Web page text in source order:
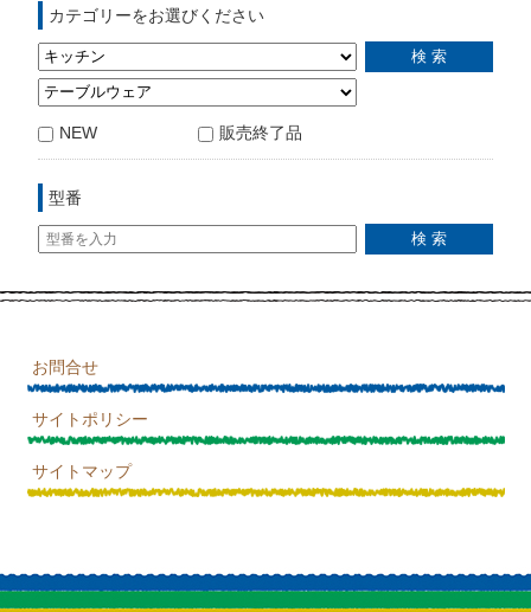
カテゴリーをお選びください
NEW 販売終了品
型番
お問合せ
サイトポリシー
サイトマップ